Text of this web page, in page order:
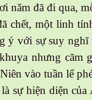
năm đã đi qua,
chết, một linh
ý với sự suy nghĩ
nhưng cãm
vào tuần lể
sự hiện diện của